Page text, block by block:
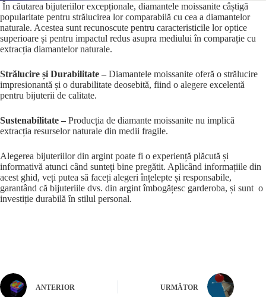
În căutarea bijuteriilor excepționale, diamantele moissanite câștigă
popularitate pentru strălucirea lor comparabilă cu cea a diamantelor
naturale. Acestea sunt recunoscute pentru caracteristicile lor optice
superioare și pentru impactul redus asupra mediului în comparație cu
extracția diamantelor naturale.
Strălucire și Durabilitate – Diamantele moissanite oferă o strălucire
impresionantă și o durabilitate deosebită, fiind o alegere excelentă
pentru bijuterii de calitate.
Sustenabilitate – Producția de diamante moissanite nu implică
extracția resurselor naturale din medii fragile.
Alegerea bijuteriilor din argint poate fi o experiență plăcută și
informativă atunci când sunteți bine pregătit. Aplicând informațiile din
acest ghid, veți putea să faceți alegeri înțelepte și responsabile,
garantând că bijuteriile dvs. din argint îmbogățesc garderoba, și sunt o
investiție durabilă în stilul personal.
ANTERIOR URMĂTOR